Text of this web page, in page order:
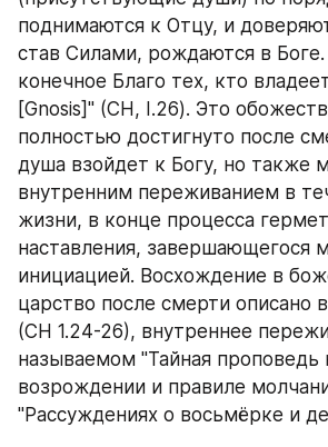
поднимаются к Отцу, и
став Силами, рождаются в Боге.
конечное Благо тех, кто
[Gnosis]" (СН, I.26). Это
полностью достигнуто после
душа взойдет к Богу, но также
внутренним переживанием в
жизни, в конце процесса
наставления, завершающегося
инициацией. Восхождение в
царство после смерти описано
(СН 1.24-26), внутреннее
называемом "Тайная проповедь
возрождении и правиле
"Рассуждениях о восьмёрке и